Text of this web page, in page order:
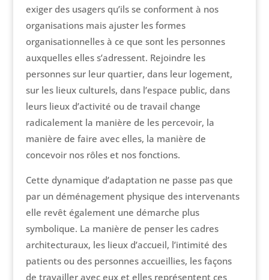
exiger des usagers qu’ils se conforment à nos
organisations mais ajuster les formes
organisationnelles à ce que sont les personnes
auxquelles elles s’adressent. Rejoindre les
personnes sur leur quartier, dans leur logement,
sur les lieux culturels, dans l’espace public, dans
leurs lieux d’activité ou de travail change
radicalement la manière de les percevoir, la
manière de faire avec elles, la manière de
concevoir nos rôles et nos fonctions.
Cette dynamique d’adaptation ne passe pas que
par un déménagement physique des intervenants
elle revêt également une démarche plus
symbolique. La manière de penser les cadres
architecturaux, les lieux d’accueil, l’intimité des
patients ou des personnes accueillies, les façons
de travailler avec eux et elles représentent ces